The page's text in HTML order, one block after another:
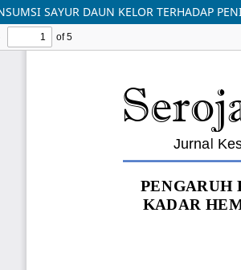
SAYUR DAUN KELOR TERHADAP